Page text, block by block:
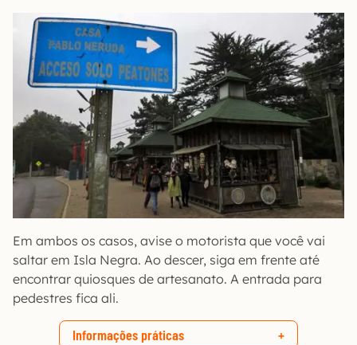
Em ambos os casos, avise o motorista que você vai
saltar em Isla Negra. Ao descer, siga em frente até
encontrar quiosques de artesanato. A entrada para
pedestres fica ali.
Informações práticas